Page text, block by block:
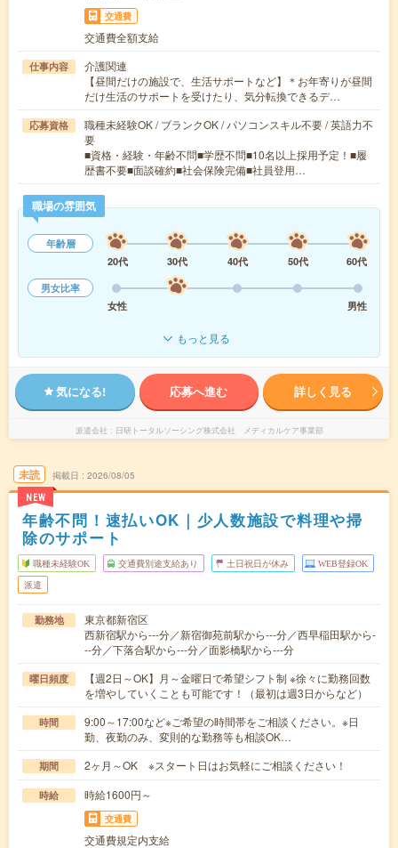
交通費
交通費全額支給
仕事内容
介護関連
【昼間だけの施設で、生活サポートなど】＊お年寄りが昼間
だけ生活のサポートを受けたり、気分転換できるデ…
応募資格
職種未経験OK / ブランクOK / パソコンスキル不要 / 英語力不
要
■資格・経験・年齢不問■学歴不問■10名以上採用予定！■履
歴書不要■面談確約■社会保険完備■社員登用…
職場の雰囲気
年齢層
20代
30代 40代 50代
60代
男女比率
女性
男性
もっと見る
気になる! 応募へ進む 詳しく見る
派遣会社 日研トータルソーシング株式会社 メディカルケア事業部
未読
NEW
掲載日 2026/08/05
年齢不問！速払いOK｜少人数施設で料理や掃
除のサポート
職種未経験OK 交通費別途支給あり 土日祝日が休み WEB登録OK
派遣
勤務地
東京都新宿区
西新宿駅から---分／新宿御苑前駅から---分／西早稲田駅から-
--分／下落合駅から---分／面影橋駅から---分
曜日頻度
【週2日～OK】月～金曜日で希望シフト制 ※徐々に勤務回数
を増やしていくことも可能です！（最初は週3日からなど）
時間
9:00～17:00など※ご希望の時間帯をご相談ください。※日
勤、夜勤のみ、変則的な勤務等も相談OK…
期間 2ヶ月～OK ※スタート日はお気軽にご相談ください！
時給 時給1600円～
交通費
交通費規定内支給